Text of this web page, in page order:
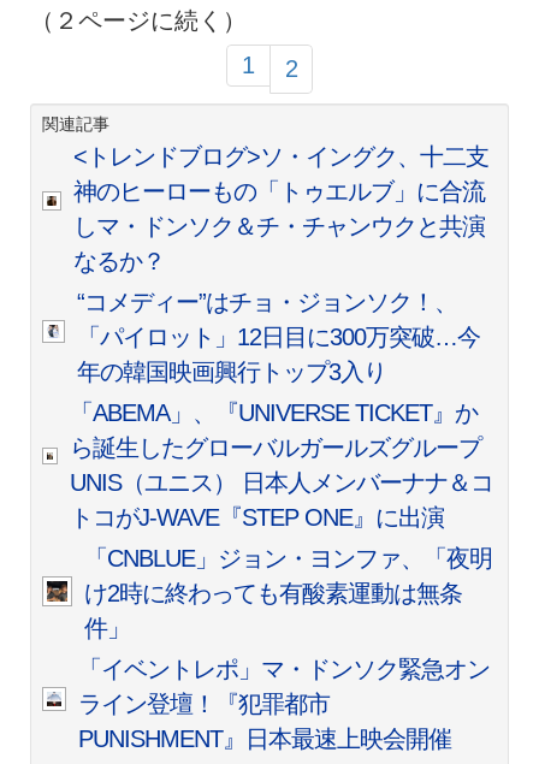
（２ページに続く）
1
2
関連記事
<トレンドブログ>ソ・イングク、十二支
神のヒーローもの「トゥエルブ」に合流
しマ・ドンソク＆チ・チャンウクと共演
なるか？
“コメディー”はチョ・ジョンソク！、
「パイロット」12日目に300万突破…今
年の韓国映画興行トップ3入り
「ABEMA」、『UNIVERSE TICKET』か
ら誕生したグローバルガールズグループ
UNIS（ユニス） 日本人メンバーナナ＆コ
トコがJ-WAVE『STEP ONE』に出演
「CNBLUE」ジョン・ヨンファ、「夜明
け2時に終わっても有酸素運動は無条
件」
「イベントレポ」マ・ドンソク緊急オン
ライン登壇！『犯罪都市
PUNISHMENT』日本最速上映会開催